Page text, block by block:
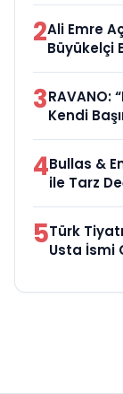
2Ali Emre
Büyükelçi
3RAVANO:
Kendi
4Bullas &
ile Tarz
5Türk
Usta İsmi